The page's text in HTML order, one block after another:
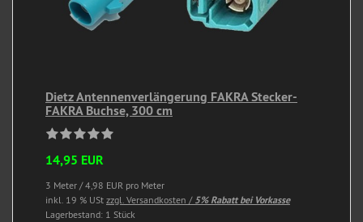
Dietz Antennenverlängerung FAKRA Stecker-
FAKRA Buchse, 300 cm
14,95 EUR
3 Meter / 4,98 EUR pro Meter
inkl. 19 % USt zzgl. Versandkosten / 5% Rabatt bei Vorkasse
Lagerbestand: 1 Stück